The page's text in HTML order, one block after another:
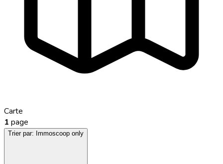
Carte
1 page
Trier par: Immoscoop only